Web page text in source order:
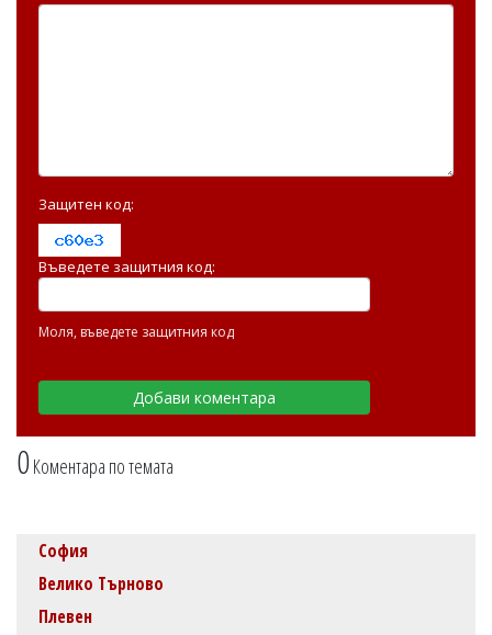
0Коментара по темата
Защитен код:
Въведете защитния код:
Моля, въведете защитния код
София
Велико Търново
Плевен